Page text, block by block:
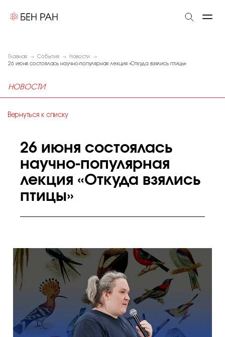
Главная События
Новости
26 июня состоялась научно-популярная лекция «Откуда взялись птицы»
НОВОСТИ
Вернуться к списку
26 июня состоялась
научно-популярная
лекция «Откуда взялись
птицы»